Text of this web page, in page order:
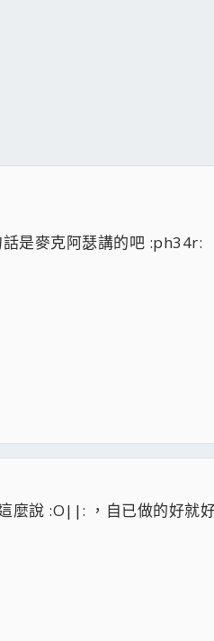
是麥克阿瑟講的吧 :ph34r:
說 :O||: ，自已做的好就